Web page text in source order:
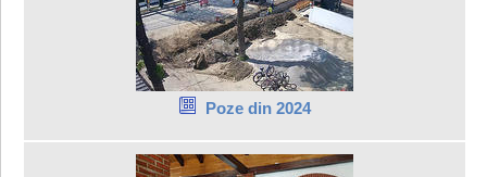
Poze din 2024